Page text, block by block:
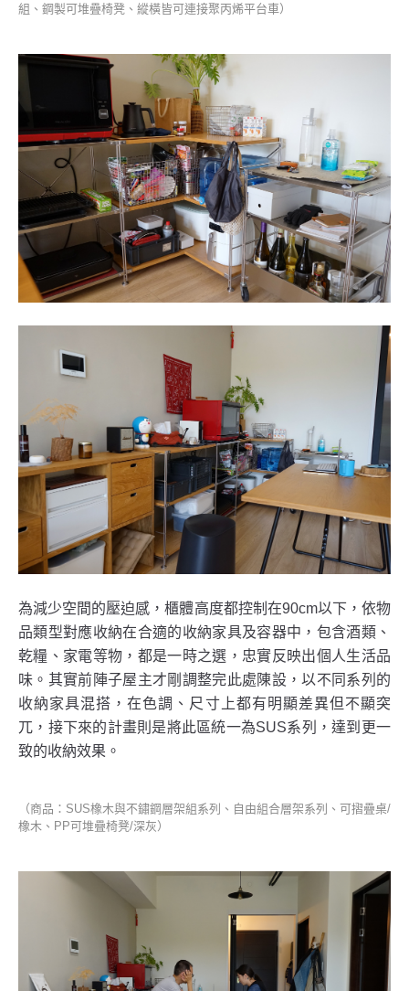
組、鋼製可堆疊椅凳、縱橫皆可連接聚丙烯平台車）
為減少空間的壓迫感，櫃體高度都控制在90cm以下，依物
品類型對應收納在合適的收納家具及容器中，包含酒類、
乾糧、家電等物，都是一時之選，忠實反映出個人生活品
味。其實前陣子屋主才剛調整完此處陳設，以不同系列的
收納家具混搭，在色調、尺寸上都有明顯差異但不顯突
兀，接下來的計畫則是將此區統一為SUS系列，達到更一
致的收納效果。
（商品：SUS橡木與不鏽鋼層架組系列、自由組合層架系列、可摺疊桌/
橡木、PP可堆疊椅凳/深灰）